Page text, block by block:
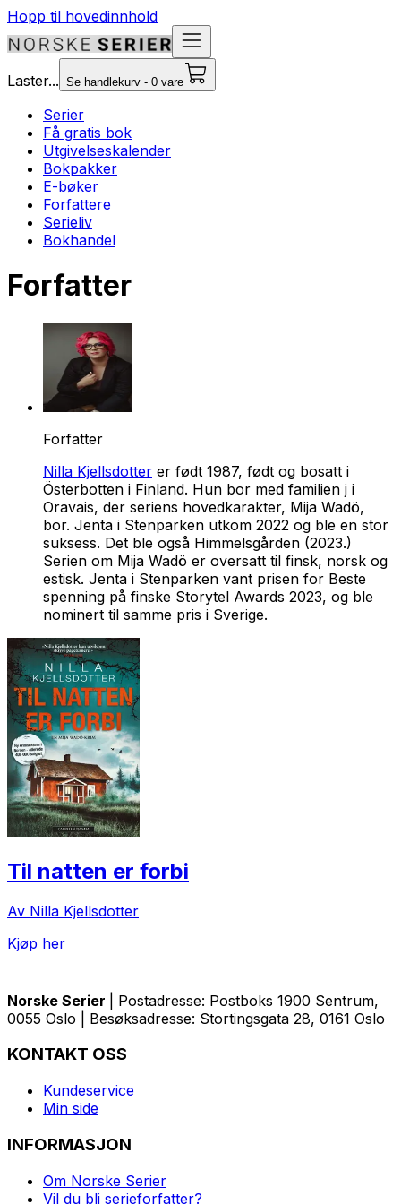
Hopp til hovedinnhold
Laster... Se handlekurv - 0 vare
Serier
Få gratis bok
Utgivelseskalender
Bokpakker
E-bøker
Forfattere
Serieliv
Bokhandel
Forfatter
Forfatter
Nilla Kjellsdotter er født 1987, født og bosatt i
Österbotten i Finland. Hun bor med familien j i
Oravais, der seriens hovedkarakter, Mija Wadö,
bor. Jenta i Stenparken utkom 2022 og ble en stor
suksess. Det ble også Himmelsgården (2023.)
Serien om Mija Wadö er oversatt til finsk, norsk og
estisk. Jenta i Stenparken vant prisen for Beste
spenning på finske Storytel Awards 2023, og ble
nominert til samme pris i Sverige.
Til natten er forbi
Av Nilla Kjellsdotter
Kjøp her
Norske Serier
| Postadresse: Postboks 1900 Sentrum,
0055 Oslo | Besøksadresse: Stortingsgata 28, 0161 Oslo
KONTAKT OSS
Kundeservice
Min side
INFORMASJON
Om Norske Serier
Vil du bli serieforfatter?